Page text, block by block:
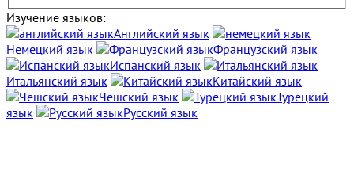
Изучение языков:
Английский язык
Немецкий язык
Французский язык
Испанский язык
Итальянский язык
Китайский язык
Чешский язык
Турецкий
язык
Русский язык